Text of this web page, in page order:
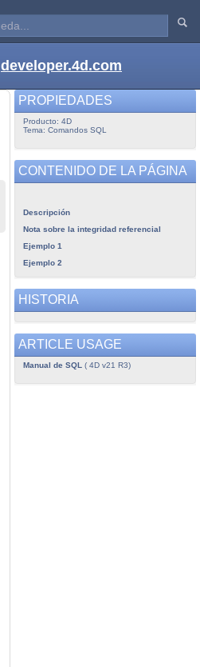
developer.4d.com
PROPIEDADES
Producto: 4D
Tema: Comandos SQL
CONTENIDO DE LA PÁGINA
Descripción
Nota sobre la integridad referencial
Ejemplo 1
Ejemplo 2
HISTORIA
ARTICLE USAGE
Manual de SQL ( 4D v21 R3)